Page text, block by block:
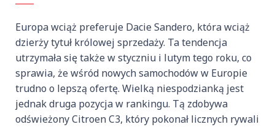
Europa wciąż preferuje Dacie Sandero, która wciąż
dzierży tytuł królowej sprzedaży. Ta tendencja
utrzymała się także w styczniu i lutym tego roku, co
sprawia, że wśród nowych samochodów w Europie
trudno o lepszą ofertę. Wielką niespodzianką jest
jednak druga pozycja w rankingu. Tą zdobywa
odświeżony Citroen C3, który pokonał licznych rywali